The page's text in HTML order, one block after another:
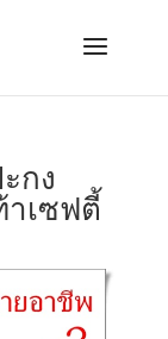
กง
าเซฟตี้